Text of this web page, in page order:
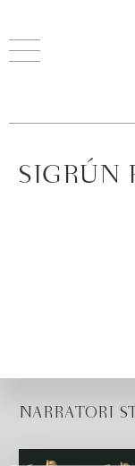
SIGRÚN
NARRATORI